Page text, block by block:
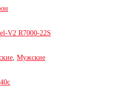
V2 R7000-22S
, Мужские